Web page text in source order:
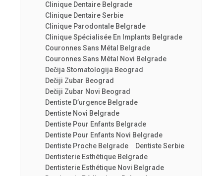
Clinique Dentaire Belgrade
Clinique Dentaire Serbie
Clinique Parodontale Belgrade
Clinique Spécialisée En Implants Belgrade
Couronnes Sans Métal Belgrade
Couronnes Sans Métal Novi Belgrade
Dečija Stomatologija Beograd
Dečiji Zubar Beograd
Dečiji Zubar Novi Beograd
Dentiste D’urgence Belgrade
Dentiste Novi Belgrade
Dentiste Pour Enfants Belgrade
Dentiste Pour Enfants Novi Belgrade
Dentiste Proche Belgrade
Dentiste Serbie
Dentisterie Esthétique Belgrade
Dentisterie Esthétique Novi Belgrade